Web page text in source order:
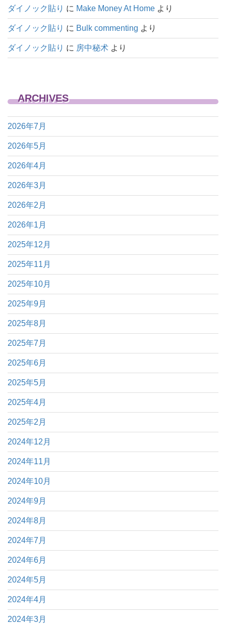
ダイノック貼り に Make Money At Home より
ダイノック貼り に Bulk commenting より
ダイノック貼り に 房中秘术 より
ARCHIVES
2026年7月
2026年5月
2026年4月
2026年3月
2026年2月
2026年1月
2025年12月
2025年11月
2025年10月
2025年9月
2025年8月
2025年7月
2025年6月
2025年5月
2025年4月
2025年2月
2024年12月
2024年11月
2024年10月
2024年9月
2024年8月
2024年7月
2024年6月
2024年5月
2024年4月
2024年3月